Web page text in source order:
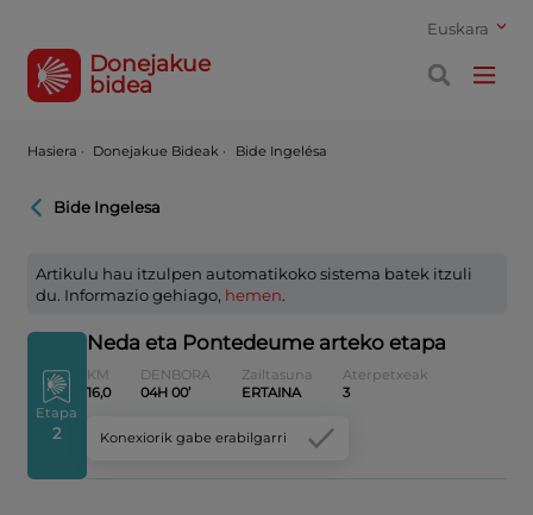
Euskara
Donejakue
bidea
Hasiera · Donejakue Bideak · Bide Ingelésa
Bide Ingelesa
Artikulu hau itzulpen automatikoko sistema batek itzuli
du. Informazio gehiago, hemen.
Etapa
2
Neda eta Pontedeume arteko etapa
KM
16,0
DENBORA
04H 00’
Zailtasuna
ERTAINA
Aterpetxeak
3
Konexiorik gabe erabilgarri